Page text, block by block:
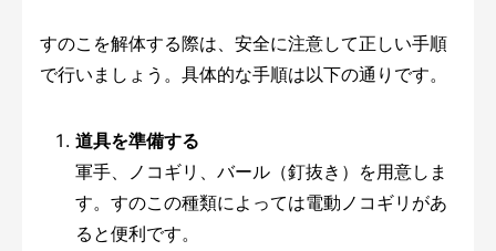
すのこを解体する際は、安全に注意して正しい手順
で行いましょう。具体的な手順は以下の通りです。
道具を準備する
軍手、ノコギリ、バール（釘抜き）を用意しま
す。すのこの種類によっては電動ノコギリがあ
ると便利です。